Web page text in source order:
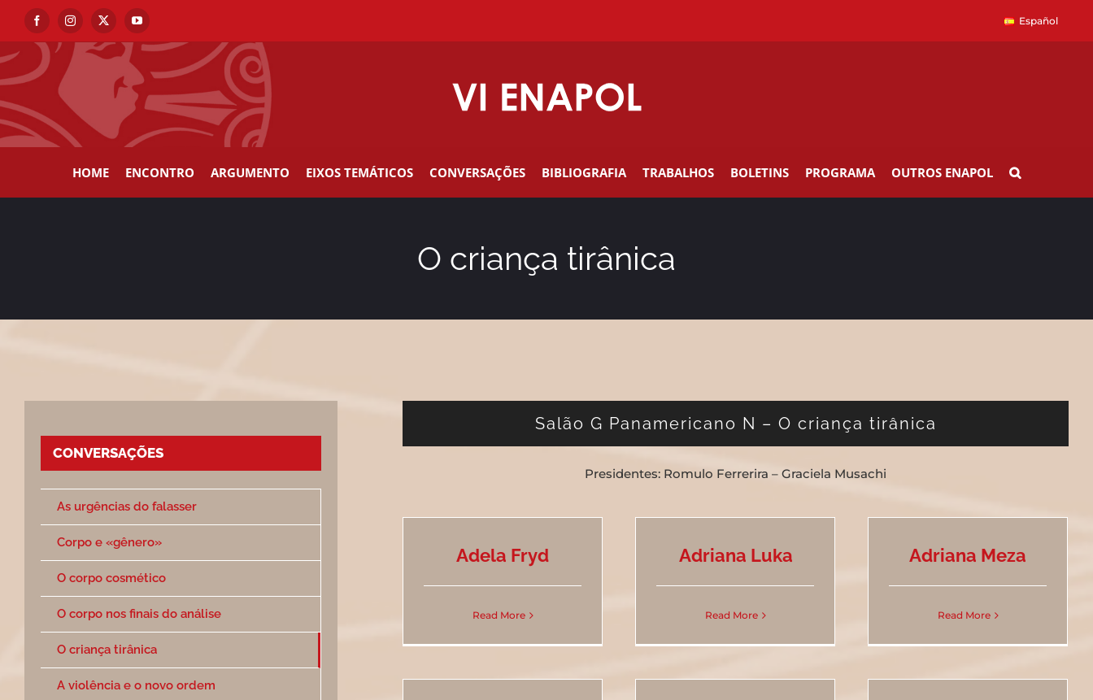
content
FacebookInstagram
X YouTube Español
HOME ENCONTRO ARGUMENTO EIXOS TEMÁTICOS CONVERSAÇÕES BIBLIOGRAFIA TRABALHOS BOLETINS PROGRAMA OUTROS ENAPOL
O criança tirânica
Salão G Panamericano N – O criança tirânica
Presidentes: Romulo Ferrerira – Graciela Musachi
Adela Fryd
Read More
Adriana Luka
Read More
Adriana Meza
Read More
CONVERSAÇÕES
As urgências do falasser
Corpo e «gênero»
O corpo cosmético
O corpo nos finais do análise
O criança tirânica
A violência e o novo ordem